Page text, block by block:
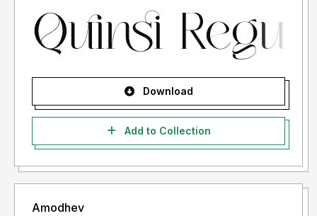
"LISENSI SETELAH PENGGUNAAN")
- Lisensi font setelah penggunaan silahkan gunakan sesuai
Informasi tentang Lisensi apa yang akan anda perlukan,
Terima kasih.
Download
Add to Collection
Amodhev